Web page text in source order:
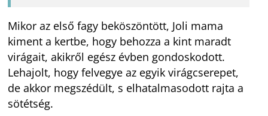
Mikor az első fagy beköszöntött, Joli mama
kiment a kertbe, hogy behozza a kint maradt
virágait, akikről egész évben gondoskodott.
Lehajolt, hogy felvegye az egyik virágcserepet,
de akkor megszédült, s elhatalmasodott rajta a
sötétség.